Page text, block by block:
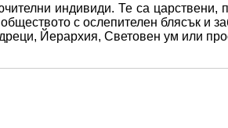
индивиди. Те са
с ослепителен блясък и
Йерархия, Световен ум или